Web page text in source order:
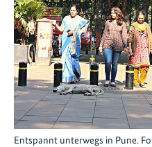
Entspannt unterwegs in Pune.